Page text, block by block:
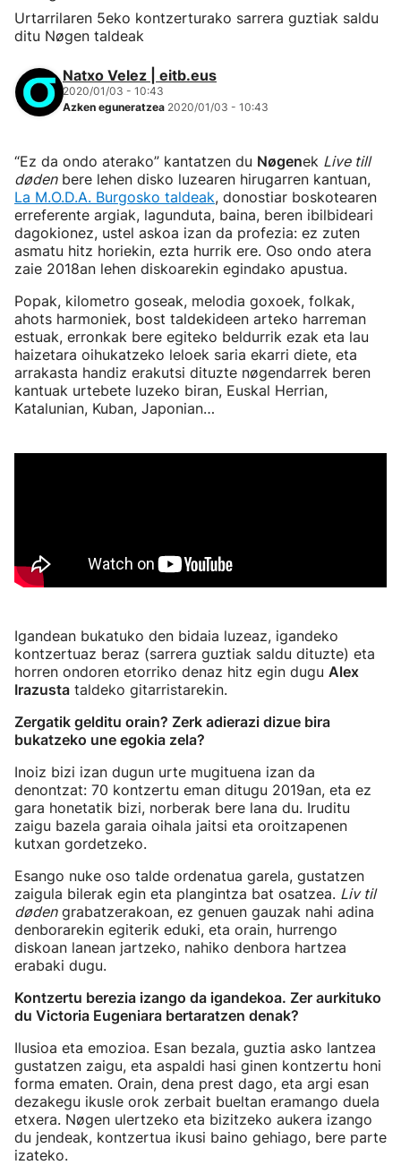
Urtarrilaren 5eko kontzerturako sarrera guztiak saldu
ditu Nøgen taldeak
Natxo Velez | eitb.eus
2020/01/03 - 10:43
Azken eguneratzea 2020/01/03 - 10:43
“Ez da ondo aterako” kantatzen du Nøgenek Live till
dødenbere lehen disko luzearen hirugarren kantuan,
La M.O.D.A. Burgosko taldeak, donostiar boskotearen
erreferente argiak, lagunduta, baina, beren ibilbideari
dagokionez, ustel askoa izan da profezia: ez zuten
asmatu hitz horiekin, ezta hurrik ere. Oso ondo atera
zaie 2018an lehen diskoarekin egindako apustua.
Popak, kilometro goseak, melodia goxoek, folkak,
ahots harmoniek, bost taldekideen arteko harreman
estuak, erronkak bere egiteko beldurrik ezak eta lau
haizetara oihukatzeko leloek saria ekarri diete, eta
arrakasta handiz erakutsi dituzte nøgendarrek beren
kantuak urtebete luzeko biran, Euskal Herrian,
Katalunian, Kuban, Japonian…
Igandean bukatuko den bidaia luzeaz, igandeko
kontzertuaz beraz (sarrera guztiak saldu dituzte) eta
horren ondoren etorriko denaz hitz egin dugu Alex
Irazusta taldeko gitarristarekin.
Zergatik gelditu orain? Zerk adierazi dizue bira
bukatzeko une egokia zela?
Inoiz bizi izan dugun urte mugituena izan da
denontzat: 70 kontzertu eman ditugu 2019an, eta ez
gara honetatik bizi, norberak bere lana du. Iruditu
zaigu bazela garaia oihala jaitsi eta oroitzapenen
kutxan gordetzeko.
Esango nuke oso talde ordenatua garela, gustatzen
zaigula bilerak egin eta plangintza bat osatzea. Liv til
dødengrabatzerakoan, ez genuen gauzak nahi adina
denborarekin egiterik eduki, eta orain, hurrengo
diskoan lanean jartzeko, nahiko denbora hartzea
erabaki dugu.
Kontzertu berezia izango da igandekoa. Zer aurkituko
du Victoria Eugeniara bertaratzen denak?
Ilusioa eta emozioa. Esan bezala, guztia asko lantzea
gustatzen zaigu, eta aspaldi hasi ginen kontzertu honi
forma ematen. Orain, dena prest dago, eta argi esan
dezakegu ikusle orok zerbait bueltan eramango duela
etxera. Nøgen ulertzeko eta bizitzeko aukera izango
du jendeak, kontzertua ikusi baino gehiago, bere parte
izateko.